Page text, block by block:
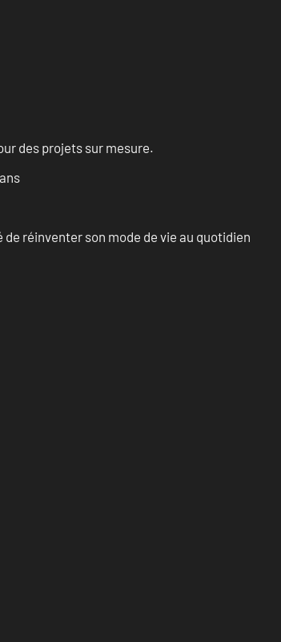
des projets sur mesure.
réinventer son mode de vie au quotidien